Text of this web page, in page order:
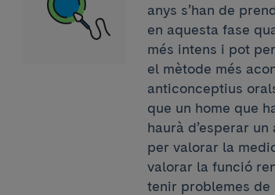
anys s’han de
en aquesta fase
més intens i pot
el mètode més
anticonceptius
que un home que
haurà d’esperar
per valorar la
valorar la funció
tenir problemes